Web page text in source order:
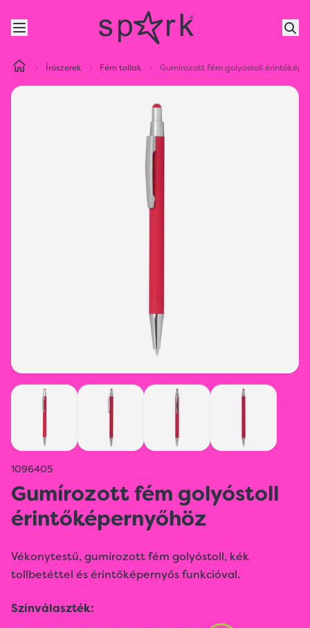
Írószerek Fém tollak Gumírozott fém golyóstoll
1096405
Gumírozott fém golyóstoll
érintőképernyőhöz
Vékonytestű, gumírozott fém golyóstoll, kék
tollbetéttel és érintőképernyős funkcióval.
Színválaszték: